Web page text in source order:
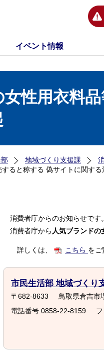
イベント情報
女性用衣料
地域づくり支援課
ると称する 偽サイトに関する
消費者庁からのお知らせです。
消費者庁から 人気ブランド
詳しくは、 こちら をご
市民生活部 地域づくり
〒682-8633
鳥取県倉吉市
電話番号:0858-22-8159